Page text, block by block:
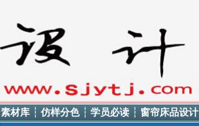
素材库 ┆ 仿样分色 ┆ 学员必读 ┆ 窗帘床品设计